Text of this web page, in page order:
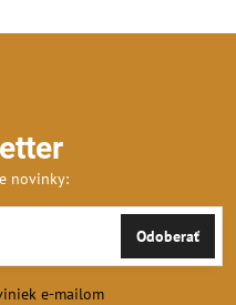
novinky:
Odoberať
e-mailom